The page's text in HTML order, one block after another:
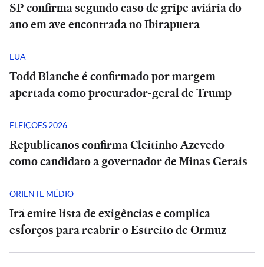
SP confirma segundo caso de gripe aviária do
ano em ave encontrada no Ibirapuera
EUA
Todd Blanche é confirmado por margem
apertada como procurador-geral de Trump
ELEIÇÕES 2026
Republicanos confirma Cleitinho Azevedo
como candidato a governador de Minas Gerais
ORIENTE MÉDIO
Irã emite lista de exigências e complica
esforços para reabrir o Estreito de Ormuz